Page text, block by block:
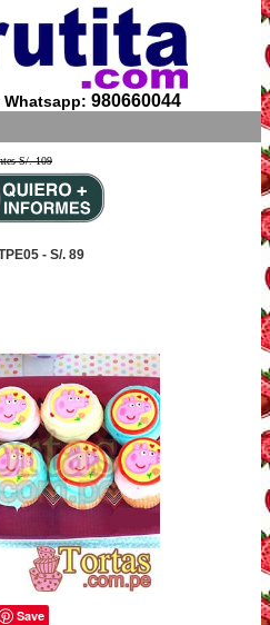
980660044
S/. 109
- S/. 89
Save